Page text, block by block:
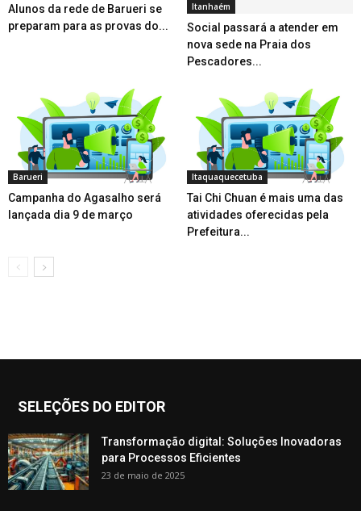
Alunos da rede de Barueri se
preparam para as provas do...
Itanhaém
Social passará a atender em
nova sede na Praia dos
Pescadores...
Barueri
Campanha do Agasalho será
lançada dia 9 de março
Itaquaquecetuba
Tai Chi Chuan é mais uma das
atividades oferecidas pela
Prefeitura...
SELEÇÕES DO EDITOR
Transformação digital: Soluções Inovadoras
para Processos Eficientes
23 de maio de 2025